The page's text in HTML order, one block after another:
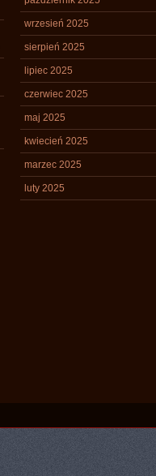
wrzesień 2025
sierpień 2025
lipiec 2025
czerwiec 2025
maj 2025
kwiecień 2025
marzec 2025
luty 2025